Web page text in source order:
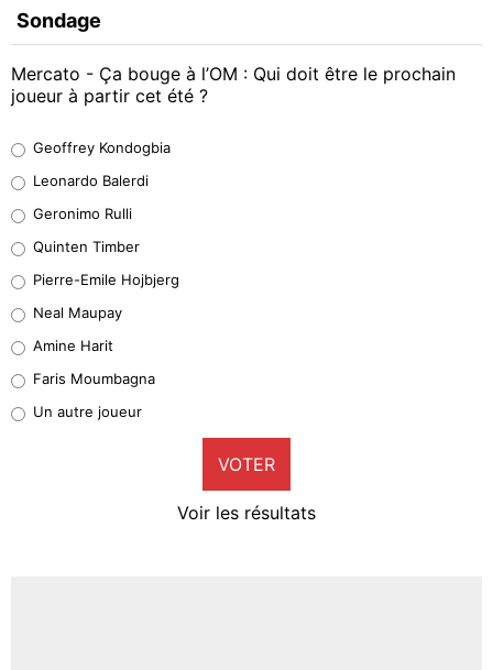
Sondage
Mercato - Ça bouge à l’OM : Qui doit être le prochain
joueur à partir cet été ?
38%
32%
5%
1%
9%
Geoffrey Kondogbia
Leonardo Balerdi
Geronimo Rulli
Quinten Timber
Pierre-Emile Hojbjerg
Neal Maupay
Amine Harit
Faris Moumbagna
Un autre joueur
VOTER
Voir les résultats